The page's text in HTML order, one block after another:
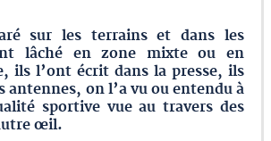
sur les terrains et dans les
lâché en zone mixte ou en
ils l’ont écrit dans la presse, ils
antennes, on l’a vu ou entendu à
sportive vue au travers des
œil.